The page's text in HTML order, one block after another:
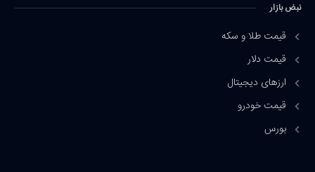
نبض بازار
قیمت طلا و سکه
قیمت دلار
ارزهای دیجیتال
قیمت خودرو
بورس